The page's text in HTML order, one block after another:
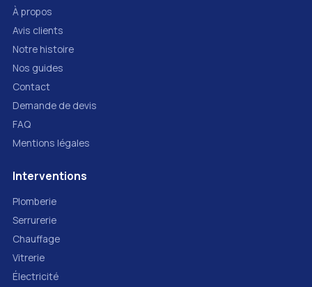
À propos
Avis clients
Notre histoire
Nos guides
Contact
Demande de devis
FAQ
Mentions légales
Interventions
Plomberie
Serrurerie
Chauffage
Vitrerie
Électricité